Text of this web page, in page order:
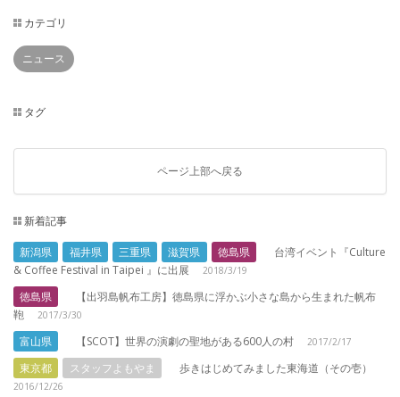
カテゴリ
ニュース
タグ
ページ上部へ戻る
新着記事
新潟県 福井県 三重県 滋賀県 徳島県
台湾イベント『Culture
& Coffee Festival in Taipei 』に出展
2018/3/19
徳島県
【出羽島帆布工房】徳島県に浮かぶ小さな島から生まれた帆布
鞄
2017/3/30
富山県 【SCOT】世界の演劇の聖地がある600人の村 2017/2/17
東京都 スタッフよもやま 歩きはじめてみました東海道（その壱）
2016/12/26